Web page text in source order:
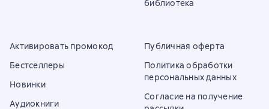
библиотека
Активировать промокод
Бестселлеры
Новинки
Аудиокниги
Публичная оферта
Политика обработки
персональных данных
Согласие на получение